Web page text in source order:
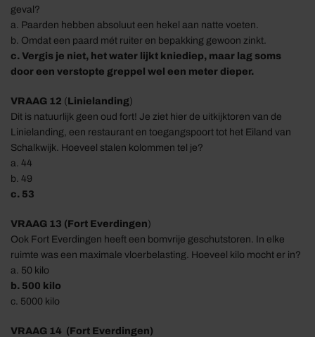
geval ?
a. Paarden hebben absoluut een hekel aan natte voeten.
b. Omdat een paard mét ruiter en bepakking gewoon zinkt.
c. Vergis je niet, het water lijkt kniediep, maar lag soms
door een verstopte greppel wel een meter dieper.
V RAAG 12 ( Linielanding)
Dit is natuurlijk geen oud fort! Je ziet hier de uitkijktoren van de
Linielanding, een restaurant en toegangspoort tot het Eiland van
Schalkwijk. Hoeveel stalen kolommen tel je?
a. 44
b. 49
c. 53
VRAAG 13 (Fort Everdingen)
Ook Fort Everdingen heeft een bomvrije geschutstoren. In elke
ruimte was een maximale vloerbelasting. Hoeveel kilo mocht er in?
a. 50 kilo
b. 500 kilo
c. 5000 kilo
VRAAG 14 (Fort Everdingen)